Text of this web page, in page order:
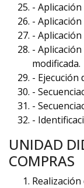
-
-
-
-
modificada.
- Ejecución
-
-
-
UNIDAD
COMPRAS